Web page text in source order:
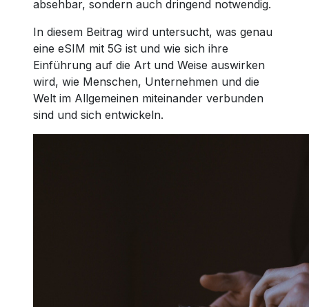
absehbar, sondern auch dringend notwendig.
In diesem Beitrag wird untersucht, was genau
eine eSIM mit 5G ist und wie sich ihre
Einführung auf die Art und Weise auswirken
wird, wie Menschen, Unternehmen und die
Welt im Allgemeinen miteinander verbunden
sind und sich entwickeln.